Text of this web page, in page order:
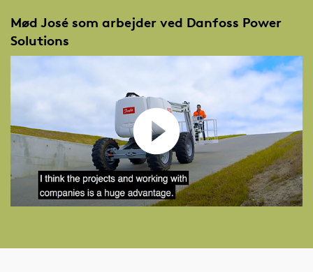
Mød José som arbejder ved Danfoss Power
Solutions